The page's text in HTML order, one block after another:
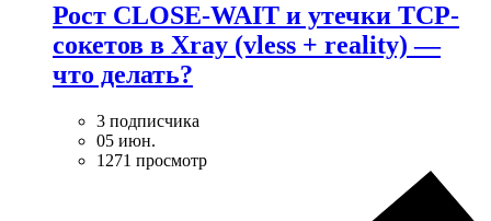
Рост CLOSE-WAIT и утечки TCP-
сокетов в Xray (vless + reality) —
что делать?
3 подписчика
05 июн.
1271 просмотр